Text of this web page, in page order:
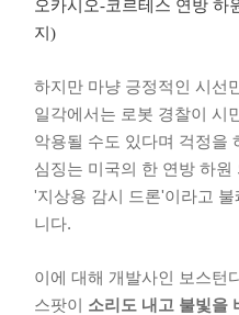
오카시오-코르테스 연방 하
지)
하지만 마냥 긍정적인 시선
일각에서는 로봇 경찰이 시
악용될 수도 있다며 걱정을
심징는 미국의 한 연방 하
'지상용 감시 드론'이라고
니다.
이에 대해 개발사인 보스턴
스팟이 소리도 내고 불빛을